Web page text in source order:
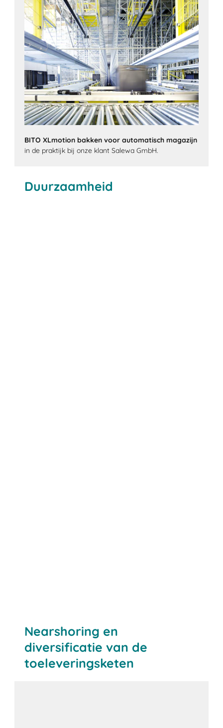
BITO XLmotion bakken voor automatisch magazijn
in de praktijk bij onze klant Salewa GmbH.
Duurzaamheid
Nearshoring en
diversificatie van de
toeleveringsketen